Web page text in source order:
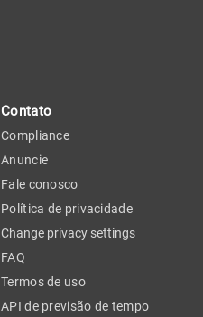
Contato
Compliance
Anuncie
Fale conosco
Política de privacidade
Change privacy settings
FAQ
Termos de uso
API de previsão de tempo